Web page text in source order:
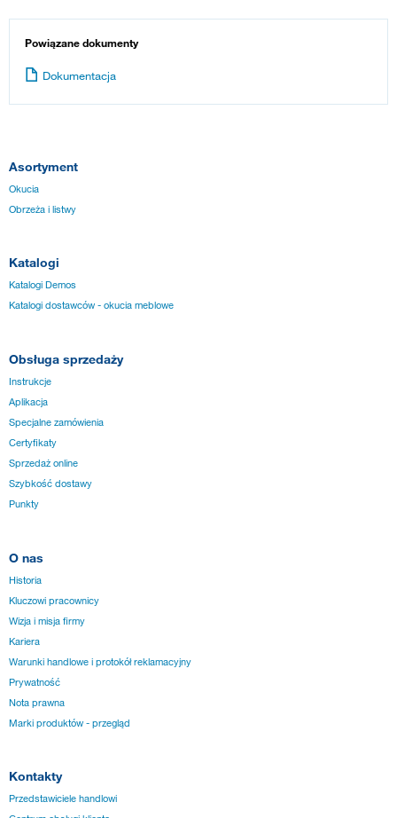
Powiązane dokumenty
Dokumentacja
Asortyment
Okucia
Obrzeża i listwy
Katalogi
Katalogi Demos
Katalogi dostawców - okucia meblowe
Obsługa sprzedaży
Instrukcje
Aplikacja
Specjalne zamówienia
Certyfikaty
Sprzedaż online
Szybkość dostawy
Punkty
O nas
Historia
Kluczowi pracownicy
Wizja i misja firmy
Kariera
Warunki handlowe i protokół reklamacyjny
Prywatność
Nota prawna
Marki produktów - przegląd
Kontakty
Przedstawiciele handlowi